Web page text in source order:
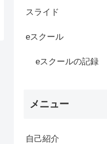
スライド
eスクール
eスクールの記録
メニュー
自己紹介